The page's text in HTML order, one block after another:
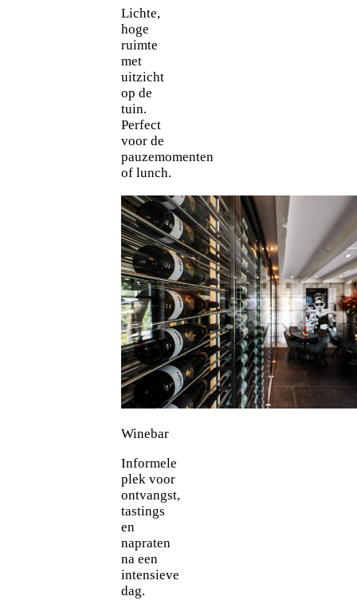
Lichte,
hoge
ruimte
met
uitzicht
op de
tuin.
Perfect
voor de
pauzemomenten
of lunch.
Winebar
Informele
plek voor
ontvangst,
tastings
en
napraten
na een
intensieve
dag.